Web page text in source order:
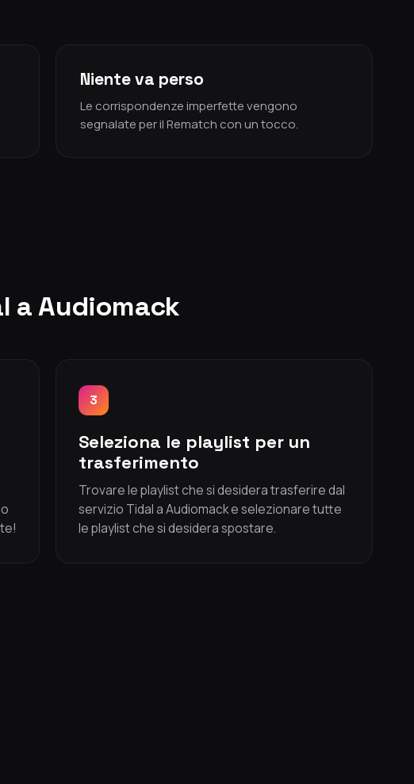
Niente va perso
Le corrispondenze imperfette vengono
segnalate per il Rematch con un tocco.
a Audiomack
3
Seleziona le playlist per un
trasferimento
Trovare le playlist che si desidera trasferire dal
servizio Tidal a Audiomack e selezionare tutte
le playlist che si desidera spostare.